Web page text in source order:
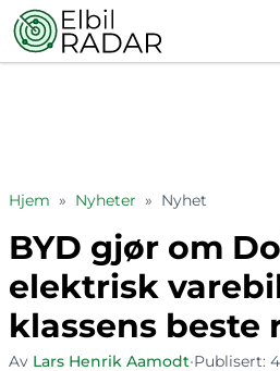
Hjem » Nyheter » Nyhet
BYD gjør om
elektrisk
klassens beste
Av Lars Henrik Aamodt•Publisert: